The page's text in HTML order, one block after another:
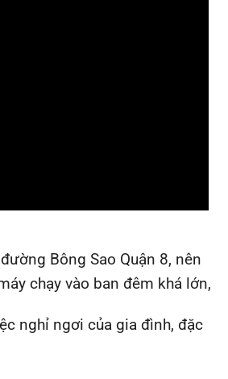
Bông Sao Quận 8, nên
chạy vào ban đêm khá lớn,
nghỉ ngơi của gia đình, đặc